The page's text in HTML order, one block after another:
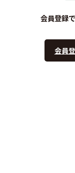
会員登録
会員